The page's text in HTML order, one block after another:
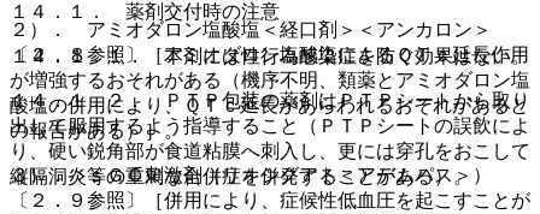
１４．１． 薬剤交付時の注意
１４．１．１． 本剤には性行為感染症を防ぐ効果はない。
１４．１．２． ＰＴＰ包装の薬剤はＰＴＰシートから取り
出して服用するよう指導すること（ＰＴＰシートの誤飲によ
り、硬い鋭角部が食道粘膜へ刺入し、更には穿孔をおこして
縦隔洞炎等の重篤な合併症を併発することがある）。
２）． アミオダロン塩酸塩＜経口剤＞＜アンカロン＞
〔２．８参照〕［アミオダロン塩酸塩によるＱＴｃ延長作用
が増強するおそれがある（機序不明、類薬とアミオダロン塩
酸塩の併用により、ＱＴｃ延長があらわれるおそれがあると
の報告がある）］。
３）． ｓＧＣ刺激剤（リオシグアト＜アデムパス＞）
〔２．９参照〕［併用により、症候性低血圧を起こすことが